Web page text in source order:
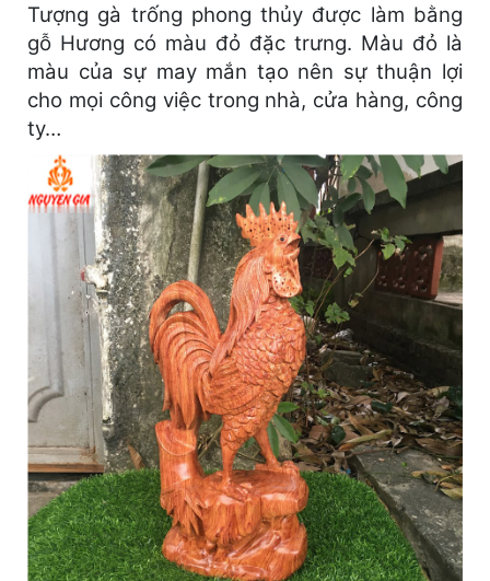
Tượng gà trống phong thủy được làm bằng
gỗ Hương có màu đỏ đặc trưng. Màu đỏ là
màu của sự may mắn tạo nên sự thuận lợi
cho mọi công việc trong nhà, cửa hàng, công
ty…